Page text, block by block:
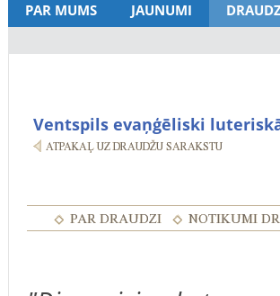
PAR MUMS JAUNUMI
Ventspils evaņģēliski